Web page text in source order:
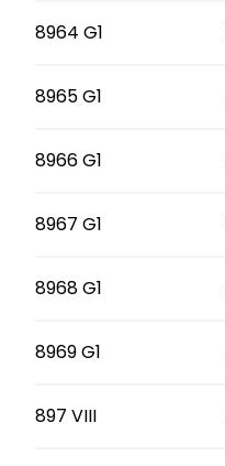
8964 G1
8965 G1
8966 G1
8967 G1
8968 G1
8969 G1
897 VIII